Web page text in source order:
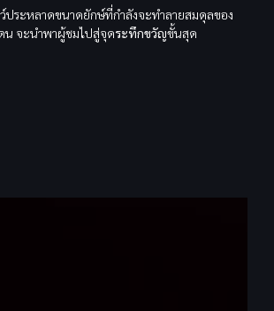
ประหลาดขนาดยักษ์ที่กำลังจะทำลายสมดุลของ
น จะนำพาผู้ชมไปสู่จุดระทึกขวัญขั้นสุด